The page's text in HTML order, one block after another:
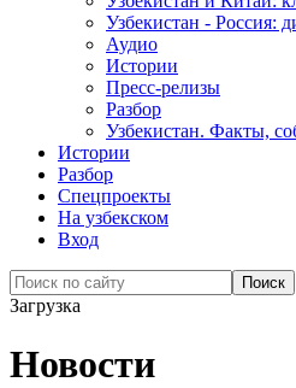
Узбекистан - Россия:
Аудио
Истории
Пресс-релизы
Разбор
Узбекистан. Факты,
Истории
Разбор
Спецпроекты
На узбекском
Вход
Загрузка
Новости